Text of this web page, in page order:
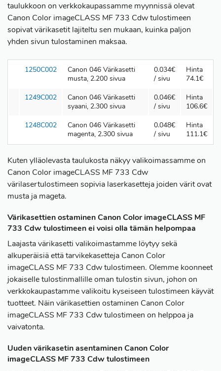
taulukkoon on verkkokaupassamme myynnissä olevat
Canon Color imageCLASS MF 733 Cdw tulostimeen
sopivat värikasetit lajiteltu sen mukaan, kuinka paljon
yhden sivun tulostaminen maksaa.
1250C002
Canon 046 Värikasetti
musta, 2.200 sivua
0.034€
/ sivu
Hinta
74.1€
1249C002
Canon 046 Värikasetti
syaani, 2.300 sivua
0.046€
/ sivu
Hinta
106.6€
1248C002
Canon 046 Värikasetti
magenta, 2.300 sivua
0.048€
/ sivu
Hinta
111.1€
Kuten ylläolevasta taulukosta näkyy valikoimassamme on
Canon Color imageCLASS MF 733 Cdw
värilasertulostimeen sopivia laserkasetteja joiden värit ovat
musta ja mageta.
Värikasettien ostaminen Canon Color imageCLASS MF
733 Cdw tulostimeen ei voisi olla tämän helpompaa
Laajasta värikasetti valikoimastamme löytyy sekä
alkuperäisiä että tarvikekasetteja Canon Color
imageCLASS MF 733 Cdw tulostimeen. Olemme koonneet
jokaiselle tulostinmallille oman tulostin sivun, johon on
verkkokaupastamme valikoitu kyseiseen tulostimeen käyvät
tuotteet. Näin värikasettien ostaminen Canon Color
imageCLASS MF 733 Cdw tulostimeen on helppoa ja
vaivatonta.
Uuden värikasetin asentaminen Canon Color
imageCLASS MF 733 Cdw tulostimeen